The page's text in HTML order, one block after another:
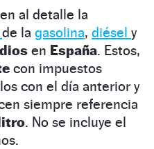
al detalle la
de la gasolina, diésel y
en España. Estos,
con impuestos
con el día anterior y
siempre referencia
. No se incluye el